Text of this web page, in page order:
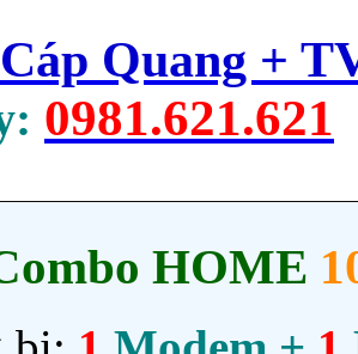
Quang +
0981.621.621
HOME